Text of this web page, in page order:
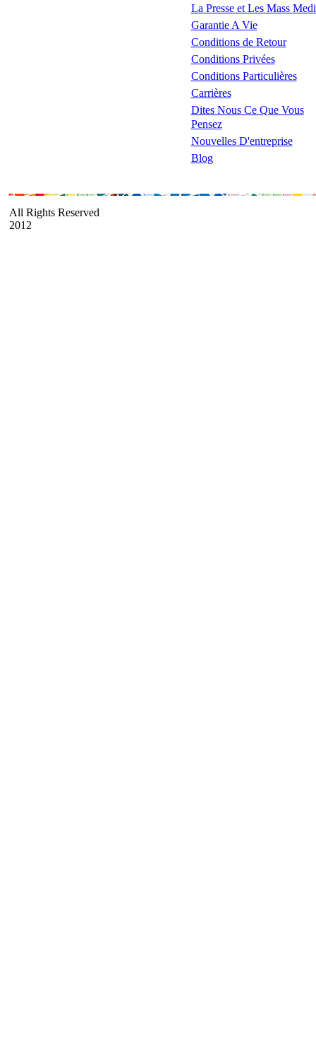
La Presse et Les Mass
Garantie A Vie
Conditions de Retour
Conditions Privées
Conditions Particulières
Carrières
Dites Nous Ce Que Vous
Pensez
Nouvelles D'entreprise
Blog
All Rights Reserved
2012